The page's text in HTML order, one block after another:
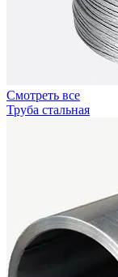
Смотреть все
Труба стальная